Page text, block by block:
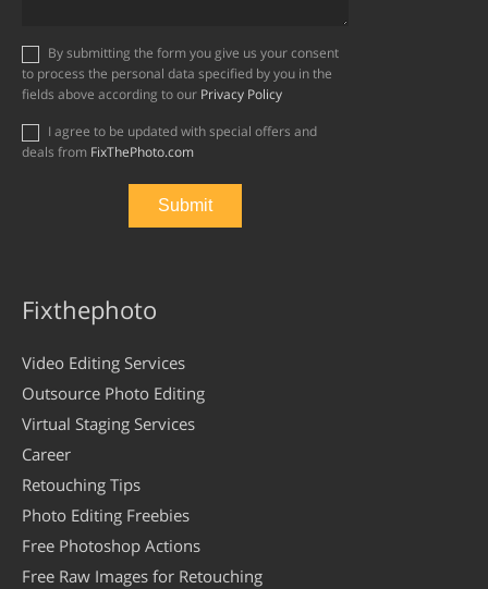
to process the personal data specified by you in the
fields above according to our Privacy Policy
deals from FixThePhoto.com
Fixthephoto
Video Editing Services
Outsource Photo Editing
Virtual Staging Services
Career
Retouching Tips
Photo Editing Freebies
Free Photoshop Actions
Free Raw Images for Retouching